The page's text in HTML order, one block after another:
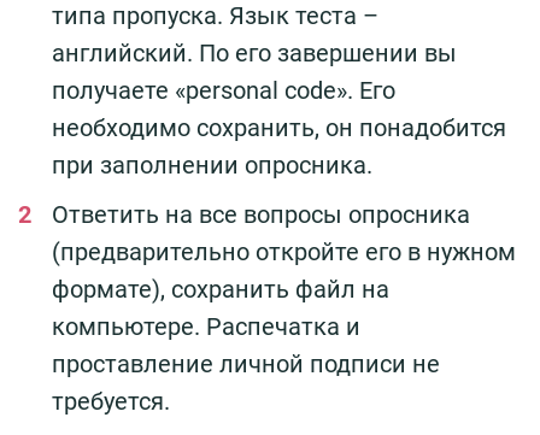
типа пропуска. Язык теста –
английский. По его завершении вы
получаете «personal code». Его
необходимо сохранить, он понадобится
при заполнении опросника.
Ответить на все вопросы опросника
(предварительно откройте его в нужном
формате), сохранить файл на
компьютере. Распечатка и
проставление личной подписи не
требуется.